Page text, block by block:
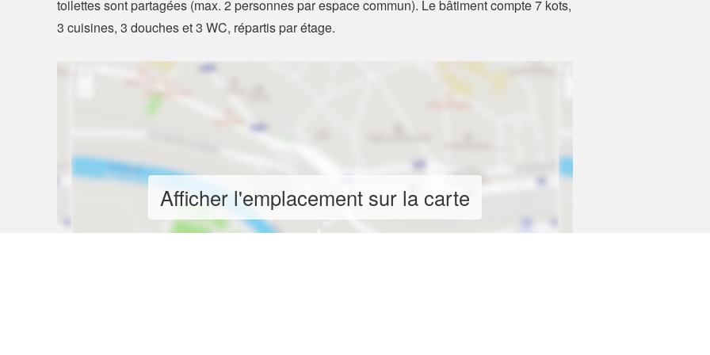
toilettes sont partagées (max. 2 personnes par espace commun). Le bâtiment compte 7 kots,
3 cuisines, 3 douches et 3 WC, répartis par étage.
Afficher l'emplacement sur la carte